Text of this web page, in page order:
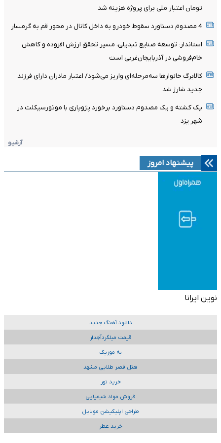
تومان اعتبار ملی برای پروژه هزینه شد
4 مصدوم دستاورد سقوط خودرو به داخل کانال در محور قم به گرمسار
استاندار: توسعه صنایع تبدیلی، مسیر تحقق ارزش افزوده و کاهش
خام‌فروشی در آذربایجان‌غربی است
کالابرگ خانوارها سه‌مرحله‌ای واریز می‌شود/ اعتبار مادران دارای فرزند
جدید شارژ شد
یک کشته و یک مصدوم دستاورد برخورد پژوپاری با موتورسیکلت در
شهر یزد
آرشیو
پیشنهاد امروز
نوین ایرانا
دانلود آهنگ جدید
قیمت میلگردآجدار
به موزیک
هتل قصر طلایی مشهد
خرید تور
فروش مواد شیمیایی
طراحی اپلیکیشن موبایل
خرید عطر